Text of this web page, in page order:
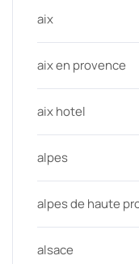
aix
aix en provence
aix hotel
alpes
alpes de haute
alsace